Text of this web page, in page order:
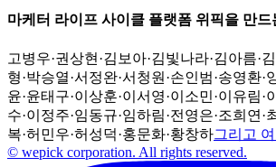
마케터 라이프 사이클 플랫폼 위픽을 만드
고병우·권상현 ·김보아·김빛나라·김아름·
형·박승열·서정완·서청원 ·손인범·송영환·
윤·윤태구·이상훈·이서영·이소민·이유림·
수·이정주·임동규·임하림·전영은·조희연 ·
복·허민우·허성덕·홍문화·황창하그리고
© wepick corporation. All rights reserved.